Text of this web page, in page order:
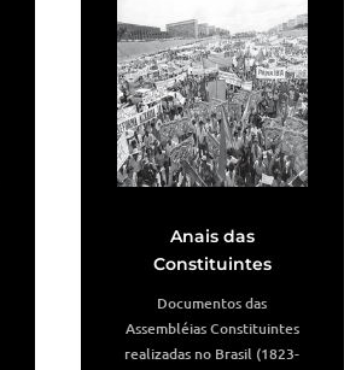
Anais das
Constituintes
Documentos das
Assembléias Constituintes
realizadas no Brasil (1823-